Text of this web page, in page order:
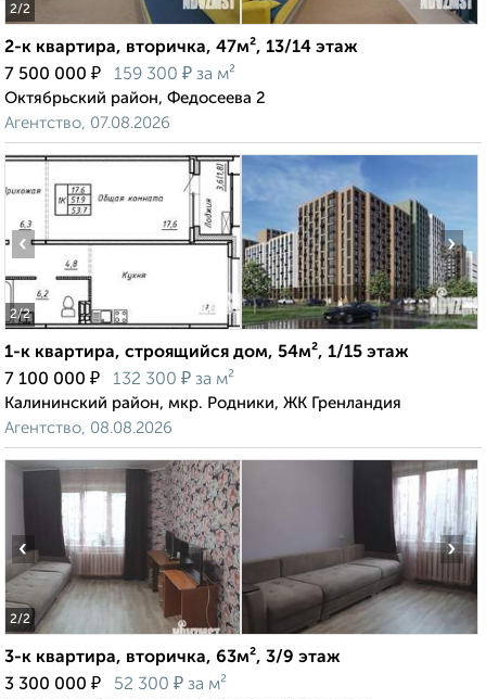
2/2
2-к квартира, вторичка, 47м², 13/14 этаж
7 500 000 ₽ 159 300 ₽ за м²
Октябрьский район, Федосеева 2
Агентство, 07.08.2026
2/2
‹ ›
1-к квартира, строящийся дом, 54м², 1/15 этаж
7 100 000 ₽ 132 300 ₽ за м²
Калининский район, мкр. Родники, ЖК Гренландия
Агентство, 08.08.2026
2/2
‹ ›
3-к квартира, вторичка, 63м², 3/9 этаж
3 300 000 ₽ 52 300 ₽ за м²